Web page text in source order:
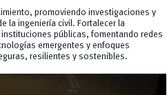
promoviendo investigaciones y
la ingeniería civil. Fortalecer la
públicas, fomentando redes
emergentes y enfoques
resilientes y sostenibles.